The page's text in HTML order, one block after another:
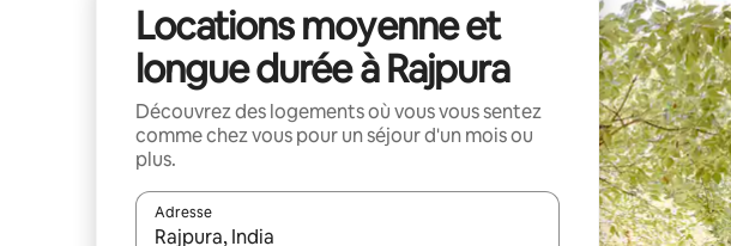
Locations moyenne et
longue durée à Rajpura
Découvrez des logements où vous vous sentez
comme chez vous pour un séjour d'un mois ou
plus.
Adresse
Lorsque les résultats s'affichent, utilisez les flèches vers le haut et vers le